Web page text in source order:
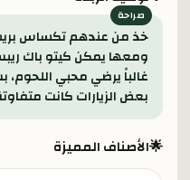
خذ من عندهم تكساس
ومعها يمكن كيتو باك
غالباً يرضي محبي
بعض الزيارات كانت
🌟الأصناف المميزة